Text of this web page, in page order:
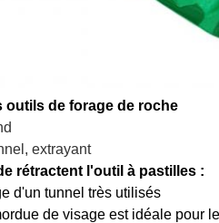
outils de forage de roche
extrayant
rétractent l'outil à pastilles :
d'un tunnel très utilisés
de visage est idéale pour